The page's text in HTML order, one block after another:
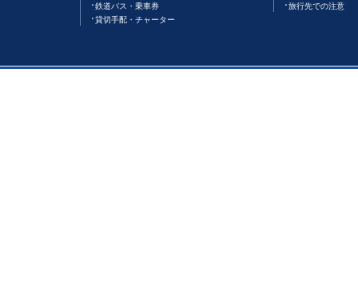
鉄道バス・乗車券
貸切手配・チャーター
旅行先での注意